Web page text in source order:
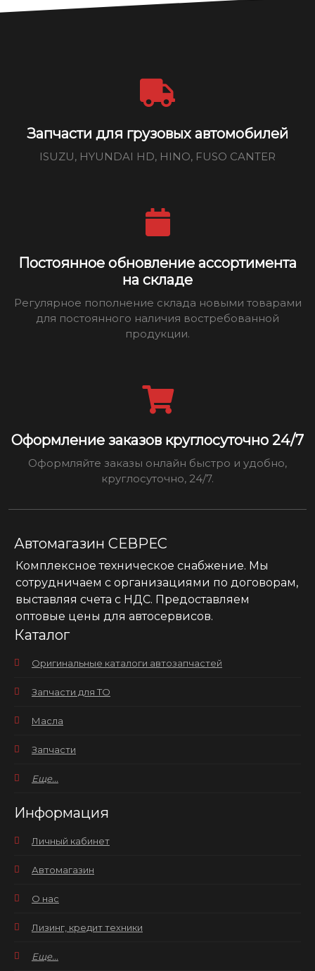
Запчасти для грузовых автомобилей
ISUZU, HYUNDAI HD, HINO, FUSO CANTER
Постоянное обновление ассортимента
на складе
Регулярное пополнение склада новыми товарами
для постоянного наличия востребованной
продукции.
Оформление заказов круглосуточно 24/7
Оформляйте заказы онлайн быстро и удобно,
круглосуточно, 24/7.
Автомагазин СЕВРЕС
Комплексное техническое снабжение. Мы
сотрудничаем с организациями по договорам,
выставляя счета с НДС. Предоставляем
оптовые цены для автосервисов.
Каталог
Оригинальные каталоги автозапчастей
Запчасти для ТО
Масла
Запчасти
Еще...
Информация
Личный кабинет
Автомагазин
О нас
Лизинг, кредит техники
Еще...